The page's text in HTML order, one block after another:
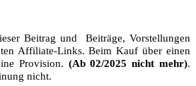
Beitrag und Beiträge, Vorstellungen
Affiliate-Links. Beim Kauf über einen
Provision. (Ab 02/2025 nicht mehr).
nicht.